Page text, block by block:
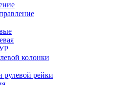
колонки
рейки